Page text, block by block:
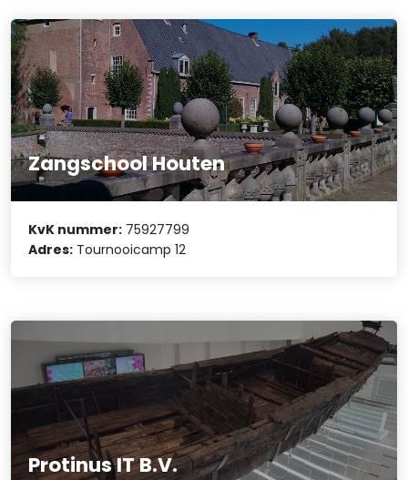
Zangschool Houten
KvK nummer: 75927799
Adres: Tournooicamp 12
Protinus IT B.V.